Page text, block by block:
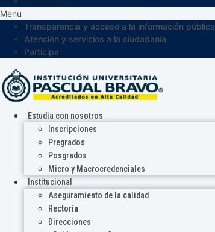
Menu
Transparencia y acceso a la información pública
Atención y servicios a la ciudadanía
Participa
Estudia con nosotros
Inscripciones
Pregrados
Posgrados
Micro y Macrocredenciales
Institucional
Aseguramiento de la calidad
Rectoría
Direcciones